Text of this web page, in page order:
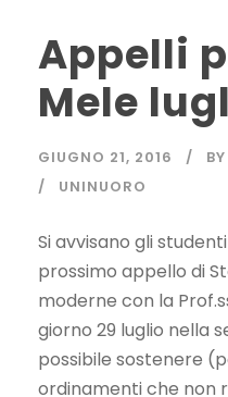
Appelli
Mele
GIUGNO 21, 2016 BY
UNINUORO
Si avvisano gli
prossimo appello di
moderne con la
giorno 29 luglio nella
possibile sostenere
ordinamenti che non